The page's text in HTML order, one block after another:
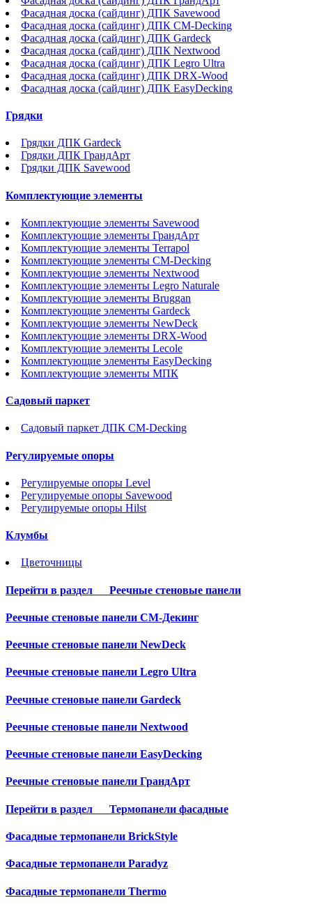
Фасадная доска (сайдинг) ДПК Savewood
Фасадная доска (сайдинг) ДПК CM-Decking
Фасадная доска (сайдинг) ДПК Gardeck
Фасадная доска (сайдинг) ДПК Nextwood
Фасадная доска (сайдинг) ДПК Legro Ultra
Фасадная доска (сайдинг) ДПК DRX-Wood
Фасадная доска (сайдинг) ДПК EasyDecking
Грядки
Грядки ДПК Gardeck
Грядки ДПК ГрандАрт
Грядки ДПК Savewood
Комплектующие элементы
Комплектующие элементы Savewood
Комплектующие элементы ГрандАрт
Комплектующие элементы Terrapol
Комплектующие элементы CM-Decking
Комплектующие элементы Nextwood
Комплектующие элементы Legro Naturale
Комплектующие элементы Bruggan
Комплектующие элементы Gardeck
Комплектующие элементы NewDeck
Комплектующие элементы DRX-Wood
Комплектующие элементы Lecole
Комплектующие элементы EasyDecking
Комплектующие элементы МПК
Садовый паркет
Садовый паркет ДПК CM-Decking
Регулируемые опоры
Регулируемые опоры Level
Регулируемые опоры Savewood
Регулируемые опоры Hilst
Клумбы
Цветочницы
Перейти в раздел Реечные стеновые панели
Реечные стеновые панели СМ-Декинг
Реечные стеновые панели NewDeck
Реечные стеновые панели Legro Ultra
Реечные стеновые панели Gardeck
Реечные стеновые панели Nextwood
Реечные стеновые панели EasyDecking
Реечные стеновые панели ГрандАрт
Перейти в раздел Термопанели фасадные
Фасадные термопанели BrickStyle
Фасадные термопанели Paradyz
Фасадные термопанели Thermo